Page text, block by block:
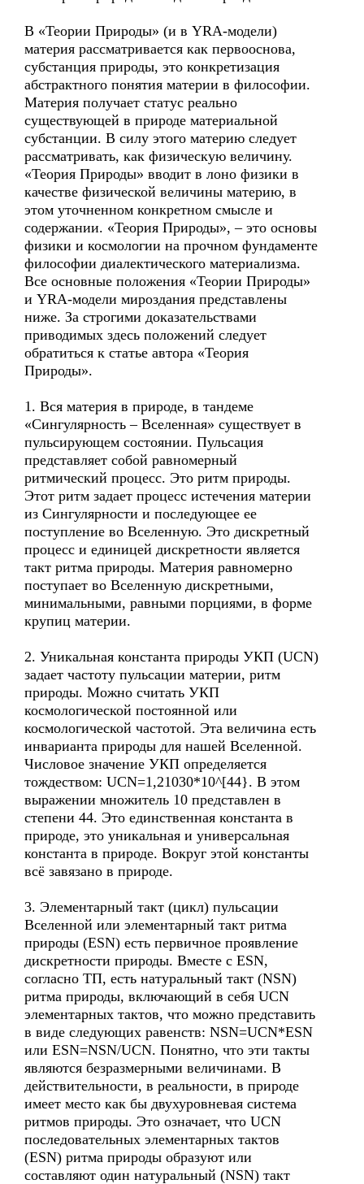
В «Теории Природы» (и в YRA-модели)
материя рассматривается как первооснова,
субстанция природы, это конкретизация
абстрактного понятия материи в философии.
Материя получает статус реально
существующей в природе материальной
субстанции. В силу этого материю следует
рассматривать, как физическую величину.
«Теория Природы» вводит в лоно физики в
качестве физической величины материю, в
этом уточненном конкретном смысле и
содержании. «Теория Природы», – это основы
физики и космологии на прочном фундаменте
философии диалектического материализма.
Все основные положения «Теории Природы»
и YRA-модели мироздания представлены
ниже. За строгими доказательствами
приводимых здесь положений следует
обратиться к статье автора «Теория
Природы».
1. Вся материя в природе, в тандеме
«Сингулярность – Вселенная» существует в
пульсирующем состоянии. Пульсация
представляет собой равномерный
ритмический процесс. Это ритм природы.
Этот ритм задает процесс истечения материи
из Сингулярности и последующее ее
поступление во Вселенную. Это дискретный
процесс и единицей дискретности является
такт ритма природы. Материя равномерно
поступает во Вселенную дискретными,
минимальными, равными порциями, в форме
крупиц материи.
2. Уникальная константа природы УКП (UCN)
задает частоту пульсации материи, ритм
природы. Можно считать УКП
космологической постоянной или
космологической частотой. Эта величина есть
инварианта природы для нашей Вселенной.
Числовое значение УКП определяется
тождеством: UCN=1,21030*10^[44}. В этом
выражении множитель 10 представлен в
степени 44. Это единственная константа в
природе, это уникальная и универсальная
константа в природе. Вокруг этой константы
всё завязано в природе.
3. Элементарный такт (цикл) пульсации
Вселенной или элементарный такт ритма
природы (ESN) есть первичное проявление
дискретности природы. Вместе с ESN,
согласно ТП, есть натуральный такт (NSN)
ритма природы, включающий в себя UCN
элементарных тактов, что можно представить
в виде следующих равенств: NSN=UCN*ESN
или ESN=NSN/UCN. Понятно, что эти такты
являются безразмерными величинами. В
действительности, в реальности, в природе
имеет место как бы двухуровневая система
ритмов природы. Это означает, что UCN
последовательных элементарных тактов
(ESN) ритма природы образуют или
составляют один натуральный (NSN) такт